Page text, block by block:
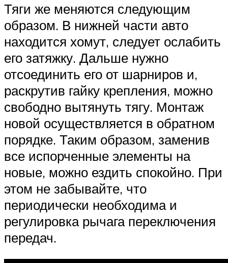
Тяги же меняются следующим
образом. В нижней части авто
находится хомут, следует ослабить
его затяжку. Дальше нужно
отсоединить его от шарниров и,
раскрутив гайку крепления, можно
свободно вытянуть тягу. Монтаж
новой осуществляется в обратном
порядке. Таким образом, заменив
все испорченные элементы на
новые, можно ездить спокойно. При
этом не забывайте, что
периодически необходима и
регулировка рычага переключения
передач.